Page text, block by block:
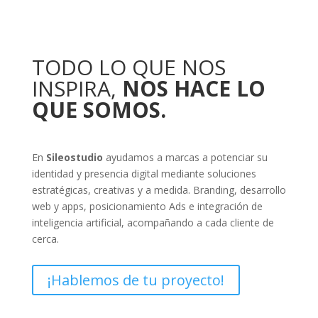
H
m
e
S
e
r
TODO LO QUE NOS
INSPIRA, NOS HACE LO
QUE SOMOS.
En Sileostudio ayudamos a marcas a potenciar su
identidad y presencia digital mediante soluciones
estratégicas, creativas y a medida. Branding, desarrollo
web y apps, posicionamiento Ads e integración de
inteligencia artificial, acompañando a cada cliente de
cerca.
¡Hablemos de tu proyecto!